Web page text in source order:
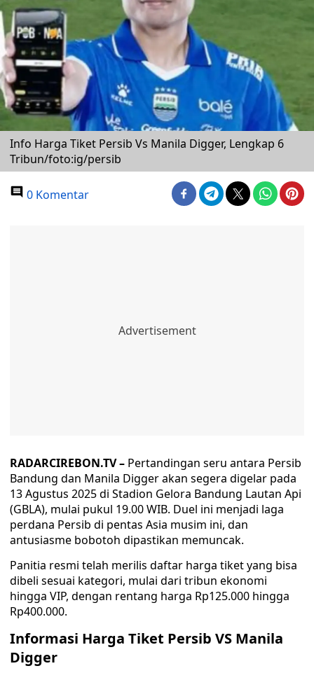
Info Harga Tiket Persib Vs Manila Digger, Lengkap 6
Tribun/foto:ig/persib
0 Komentar
RADARCIREBON.TV – Pertandingan seru antara Persib
Bandung dan Manila Digger akan segera digelar pada
13 Agustus 2025 di Stadion Gelora Bandung Lautan Api
(GBLA), mulai pukul 19.00 WIB. Duel ini menjadi laga
perdana Persib di pentas Asia musim ini, dan
antusiasme bobotoh dipastikan memuncak.
Panitia resmi telah merilis daftar harga tiket yang bisa
dibeli sesuai kategori, mulai dari tribun ekonomi
hingga VIP, dengan rentang harga Rp125.000 hingga
Rp400.000.
Informasi Harga Tiket Persib VS Manila
Digger